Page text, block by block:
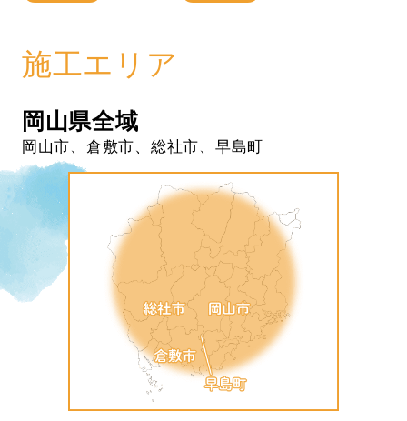
施工エリア
岡山県全域
岡山市、倉敷市、総社市、早島町